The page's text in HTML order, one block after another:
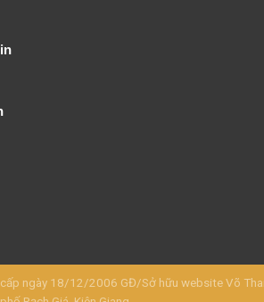
ngày 18/12/2006 GĐ/Sở hữu website Võ